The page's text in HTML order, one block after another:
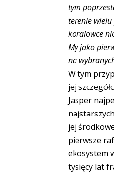
tym
terenie wielu
koralowce
My jako
na
W tym
jej
Jasper
jej
pierwsze
ekosystem
tysięcy lat